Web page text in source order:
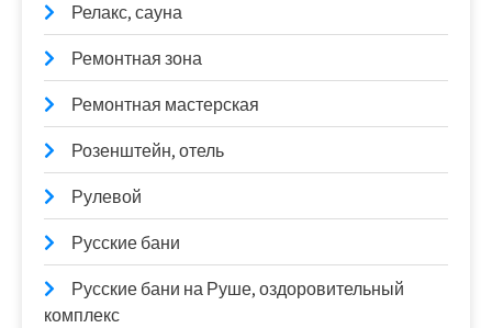
Релакс, сауна
Ремонтная зона
Ремонтная мастерская
Розенштейн, отель
Рулевой
Русские бани
Русские бани на Руше, оздоровительный
комплекс